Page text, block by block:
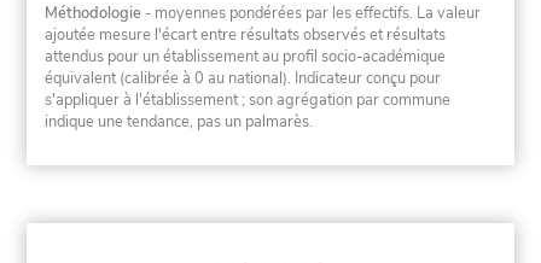
Méthodologie - moyennes pondérées par les effectifs. La valeur
ajoutée mesure l'écart entre résultats observés et résultats
attendus pour un établissement au profil socio-académique
équivalent (calibrée à 0 au national). Indicateur conçu pour
s'appliquer à l'établissement ; son agrégation par commune
indique une tendance, pas un palmarès.